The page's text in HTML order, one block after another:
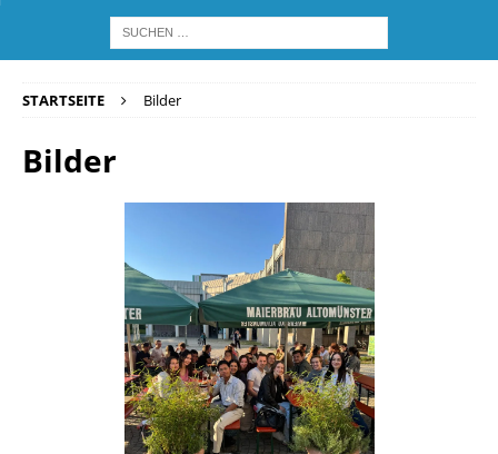
STARTSEITE Bilder
Bilder